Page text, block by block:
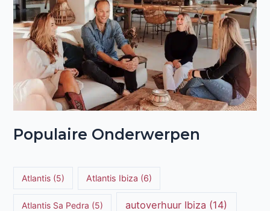
Populaire Onderwerpen
Atlantis (5) Atlantis Ibiza (6)
Atlantis Sa Pedra (5) autoverhuur Ibiza (14)